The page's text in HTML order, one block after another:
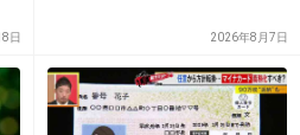
-18
日 2026年8月7日